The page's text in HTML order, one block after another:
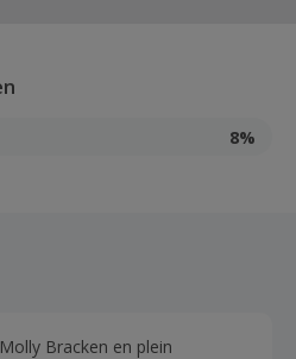
8%
Bracken en plein